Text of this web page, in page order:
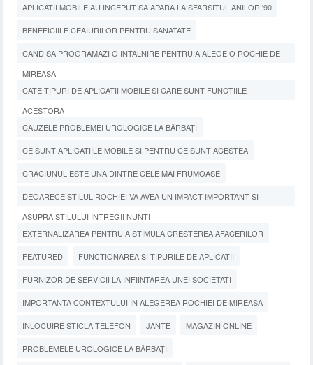
APLICATII MOBILE AU INCEPUT SA APARA LA SFARSITUL ANILOR '90
BENEFICIILE CEAIURILOR PENTRU SANATATE
CAND SA PROGRAMAZI O INTALNIRE PENTRU A ALEGE O ROCHIE DE
MIREASA
CATE TIPURI DE APLICATII MOBILE SI CARE SUNT FUNCTIILE
ACESTORA
CAUZELE PROBLEMEI UROLOGICE LA BĂRBAȚI
CE SUNT APLICATIILE MOBILE SI PENTRU CE SUNT ACESTEA
CRACIUNUL ESTE UNA DINTRE CELE MAI FRUMOASE
DEOARECE STILUL ROCHIEI VA AVEA UN IMPACT IMPORTANT SI
ASUPRA STILULUI INTREGII NUNTI
EXTERNALIZAREA PENTRU A STIMULA CRESTEREA AFACERILOR
FEATURED FUNCTIONAREA SI TIPURILE DE APLICATII
FURNIZOR DE SERVICII LA INFIINTAREA UNEI SOCIETATI
IMPORTANTA CONTEXTULUI IN ALEGEREA ROCHIEI DE MIREASA
INLOCUIRE STICLA TELEFON JANTE MAGAZIN ONLINE
PROBLEMELE UROLOGICE LA BĂRBAȚI